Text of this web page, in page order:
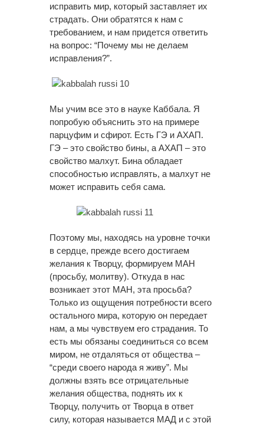
исправить мир, который заставляет их
страдать. Они обратятся к нам с
требованием, и нам придется ответить
на вопрос: “Почему мы не делаем
исправления?”.
Мы учим все это в науке Каббала. Я
попробую объяснить это на примере
парцуфим и сфирот. Есть ГЭ и АХАП.
ГЭ – это свойство бины, а АХАП – это
свойство малхут. Бина обладает
способностью исправлять, а малхут не
может исправить себя сама.
Поэтому мы, находясь на уровне точки
в сердце, прежде всего достигаем
желания к Творцу, формируем МАН
(просьбу, молитву). Откуда в нас
возникает этот МАН, эта просьба?
Только из ощущения потребности всего
остального мира, которую он передает
нам, а мы чувствуем его страдания. То
есть мы обязаны соединиться со всем
миром, не отдаляться от общества –
“среди своего народа я живу”. Мы
должны взять все отрицательные
желания общества, поднять их к
Творцу, получить от Творца в ответ
силу, которая называется МАД и с этой